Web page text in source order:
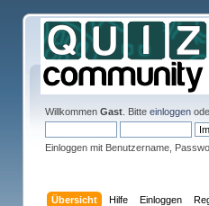
Willkommen Gast. Bitte einloggen
Einloggen mit Benutzername,
Übersicht Hilfe Einloggen